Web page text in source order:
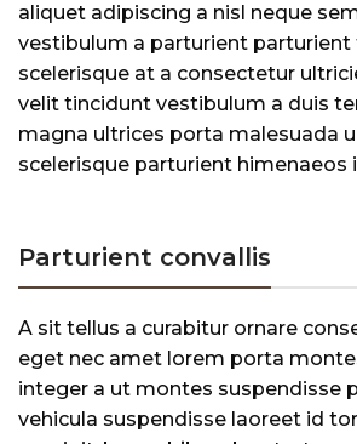
aliquet adipiscing a nisl neque
vestibulum a parturient parturient
scelerisque at a consectetur
velit tincidunt vestibulum a duis
magna ultrices porta malesuada
scelerisque parturient himenaeos
Parturient convallis
A sit tellus a curabitur ornare
eget nec amet lorem porta
integer a ut montes suspendisse
vehicula suspendisse laoreet id